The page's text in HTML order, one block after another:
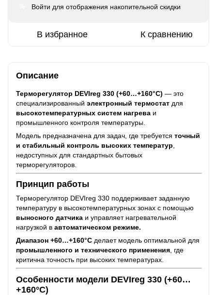
Войти для отображения накопительной скидки
В избранное К сравнению
Описание
Терморегулятор DEVIreg 330 (+60…+160°C) — это
специализированный электронный термостат для
высокотемпературных систем нагрева и
промышленного контроля температуры.
Модель предназначена для задач, где требуется точный
и стабильный контроль высоких температур
недоступных для стандартных бытовых
терморегуляторов.
Принцип работы
Терморегулятор DEVIreg 330 поддерживает заданную
температуру в высокотемпературных зонах с помощью
выносного датчика и управляет нагревательной
нагрузкой в автоматическом режиме.
Диапазон +60…+160°C делает модель оптимальной для
промышленного и технического применения, где
критична точность при высоких температурах.
Особенности модели DEVIreg 330 (+60…
+160°C)